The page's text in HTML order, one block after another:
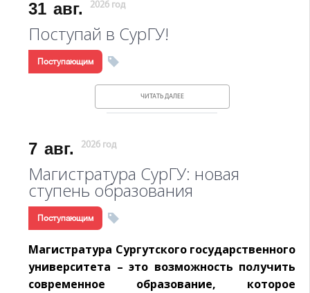
31 авг. 2026 год
Поступай в СурГУ!
Поступающим
ЧИТАТЬ ДАЛЕЕ
7 авг. 2026 год
Магистратура СурГУ: новая
ступень образования
Поступающим
Магистратура Сургутского государственного
университета – это возможность получить
современное образование, которое